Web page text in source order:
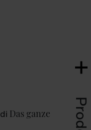
Das ganze